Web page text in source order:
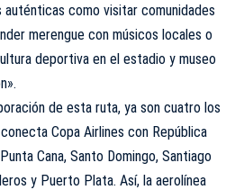
auténticas como visitar comunidades
merengue con músicos locales o
deportiva en el estadio y museo
de esta ruta, ya son cuatro los
Copa Airlines con República
Cana, Santo Domingo, Santiago
y Puerto Plata. Así, la aerolínea